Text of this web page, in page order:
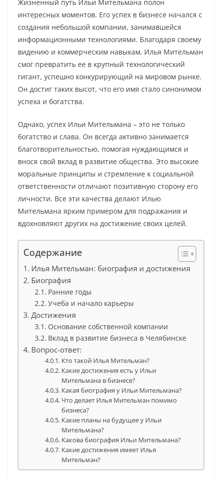
Жизненный путь Ильи Мительмана полон
интересных моментов. Его успех в бизнесе начался с
создания небольшой компании, занимавшейся
информационными технологиями. Благодаря своему
видению и коммерческим навыкам, Илья Мительман
смог превратить ее в крупный технологический
гигант, успешно конкурирующий на мировом рынке.
Он достиг таких высот, что его имя стало синонимом
успеха и богатства.
Однако, успех Ильи Мительмана – это не только
богатство и слава. Он всегда активно занимается
благотворительностью, помогая нуждающимся и
внося свой вклад в развитие общества. Это высокие
моральные принципы и стремление к социальной
ответственности отличают позитивную сторону его
личности. Все эти качества делают Илью
Мительмана ярким примером для подражания и
вдохновляют других на достижение своих целей.
Содержание
Илья Мительман: биография и достижения
Биография
Ранние годы
Учеба и начало карьеры
Достижения
Основание собственной компании
Вклад в развитие бизнеса в Челябинске
Вопрос-ответ:
Кто такой Илья Мительман?
Какие достижения есть у Ильи
Мительмана в бизнесе?
Какая биография у Ильи Мительмана?
Что делает Илья Мительман помимо
бизнеса?
Какие планы на будущее у Ильи
Мительмана?
Какова биография Ильи Мительмана?
Какие достижения имеет Илья
Мительман?